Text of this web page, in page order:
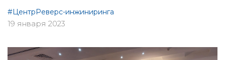
#ЦентрРеверс-инжиниринга
19 января 2023